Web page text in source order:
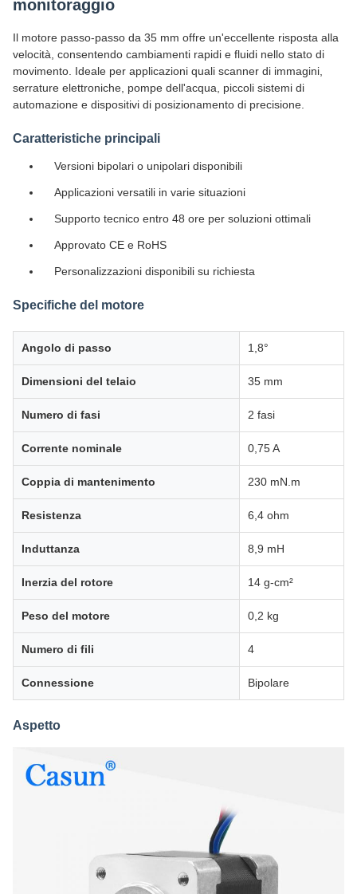
monitoraggio
Il motore passo-passo da 35 mm offre un'eccellente risposta alla
velocità, consentendo cambiamenti rapidi e fluidi nello stato di
movimento. Ideale per applicazioni quali scanner di immagini,
serrature elettroniche, pompe dell'acqua, piccoli sistemi di
automazione e dispositivi di posizionamento di precisione.
Caratteristiche principali
Versioni bipolari o unipolari disponibili
Applicazioni versatili in varie situazioni
Supporto tecnico entro 48 ore per soluzioni ottimali
Approvato CE e RoHS
Personalizzazioni disponibili su richiesta
Specifiche del motore
Angolo di passo 1,8°
Dimensioni del telaio 35 mm
Numero di fasi 2 fasi
Corrente nominale 0,75 A
Coppia di mantenimento 230 mN.m
Resistenza 6,4 ohm
Induttanza 8,9 mH
Inerzia del rotore 14 g-cm²
Peso del motore 0,2 kg
Numero di fili 4
Connessione Bipolare
Aspetto